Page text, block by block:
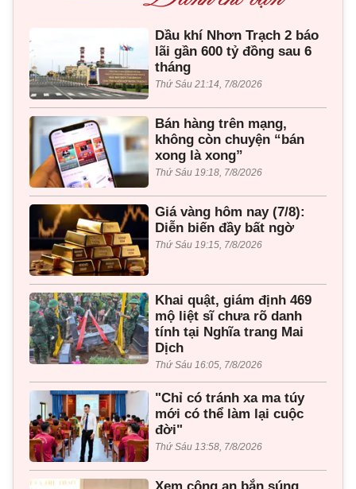
Dầu khí Nhơn Trạch 2 báo
lãi gần 600 tỷ đồng sau 6
tháng
Thứ Sáu 21:14, 7/8/2026
Bán hàng trên mạng,
không còn chuyện “bán
xong là xong”
Thứ Sáu 19:18, 7/8/2026
Giá vàng hôm nay (7/8):
Diễn biến đầy bất ngờ
Thứ Sáu 19:15, 7/8/2026
Khai quật, giám định 469
mộ liệt sĩ chưa rõ danh
tính tại Nghĩa trang Mai
Dịch
Thứ Sáu 16:05, 7/8/2026
"Chỉ có tránh xa ma túy
mới có thể làm lại cuộc
đời"
Thứ Sáu 13:58, 7/8/2026